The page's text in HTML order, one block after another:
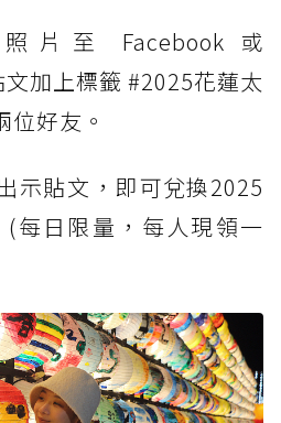
片至 Facebook 或
加上標籤 #2025花蓮太
好友。
示貼文，即可兌換2025
每日限量，每人現領一